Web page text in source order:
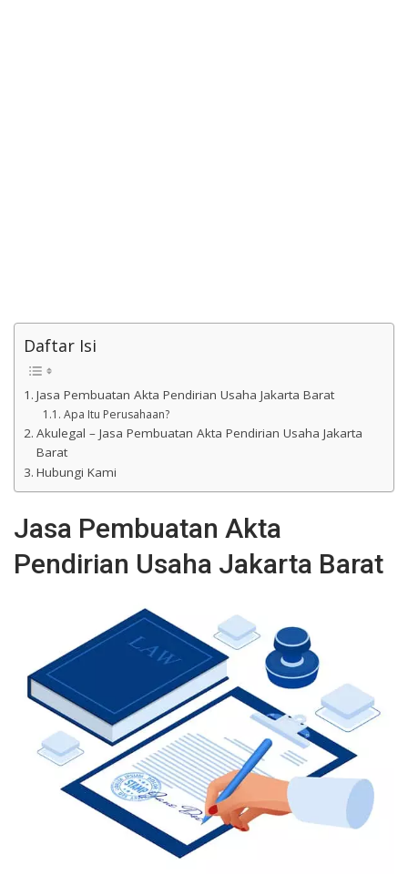
Daftar Isi
Jasa Pembuatan Akta Pendirian Usaha Jakarta Barat
Apa Itu Perusahaan?
Akulegal – Jasa Pembuatan Akta Pendirian Usaha Jakarta
Barat
Hubungi Kami
Jasa Pembuatan Akta
Pendirian Usaha Jakarta Barat